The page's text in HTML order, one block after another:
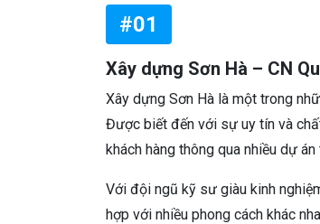
#01
Xây dựng Sơn Hà – CN
Xây dựng Sơn Hà là một trong
Được biết đến với sự uy tín và
khách hàng thông qua nhiều dự án
Với đội ngũ kỹ sư giàu kinh
hợp với nhiều phong cách khác